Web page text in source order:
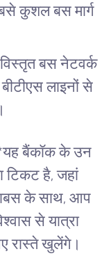
कुशल बस मार्ग
बस नेटवर्क
लाइनों से
बैंकॉक के उन
टिकट है, जहां
के साथ, आप
से यात्रा
रास्ते खुलेंगे।